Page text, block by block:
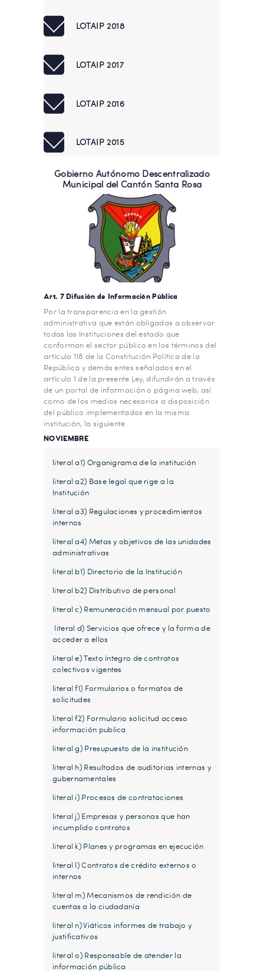
LOTAIP 2018
LOTAIP 2017
LOTAIP 2016
LOTAIP 2015
Gobierno Autónomo Descentralizado
Municipal del Cantón Santa Rosa
Art. 7 Difusión de Información Pública
Por la transparencia en la gestión
administrativa que están obligadas a observar
todas las Instituciones del estado que
conforman el sector público en los términos del
artículo 118 de la Constitución Política de la
República y demás entes señalados en el
artículo 1 de la presente Ley, difundirán a través
de un portal de información o página web, así
como de los medios necesarios a disposición
del público implementados en la misma
institución, la siguiente.
NOVIEMBRE
literal a1) Organigrama de la institución
literal a2) Base legal que rige a la
Institución
literal a3) Regulaciones y procedimientos
internos
literal a4) Metas y objetivos de las unidades
administrativas
literal b1) Directorio de la Institución
literal b2) Distributivo de personal
literal c) Remuneración mensual por puesto
literal d) Servicios que ofrece y la forma de
acceder a ellos
literal e) Texto íntegro de contratos
colectivos vigentes
literal f1) Formularios o formatos de
solicitudes
literal f2) Formulario solicitud acceso
información publica
literal g) Presupuesto de la institución
literal h) Resultados de auditorias internas y
gubernamentales
literal i) Procesos de contrataciones
literal j) Empresas y personas que han
incumplido contratos
literal k) Planes y programas en ejecución
literal l) Contratos de crédito externos o
internos
literal m) Mecanismos de rendición de
cuentas a la ciudadanía
literal n) Viáticos informes de trabajo y
justificativos
literal o) Responsable de atender la
información pública